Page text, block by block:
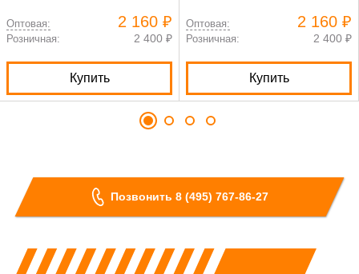
Оптовая: 2 160 ₽
Розничная: 2 400 ₽
Купить
Оптовая: 2 160 ₽
Розничная: 2 400 ₽
Купить
Позвонить 8 (495) 767-86-27